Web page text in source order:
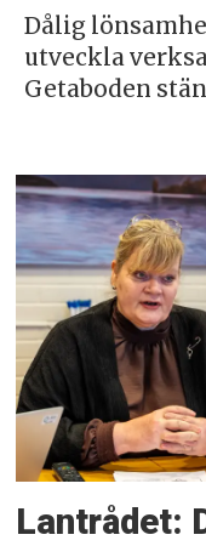
Dålig
utveckla
Getaboden
Lantrådet: